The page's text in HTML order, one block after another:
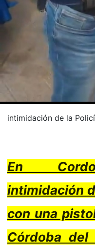
intimidación de la
En
intimidación
con una
Córdoba del